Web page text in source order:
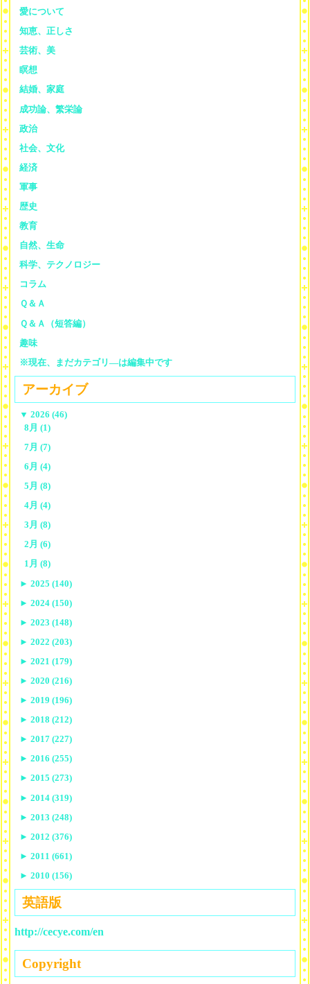
愛について
知恵、正しさ
芸術、美
瞑想
結婚、家庭
成功論、繁栄論
政治
社会、文化
経済
軍事
歴史
教育
自然、生命
科学、テクノロジー
コラム
Ｑ＆Ａ
Ｑ＆Ａ（短答編）
趣味
※現在、まだカテゴリ—は編集中です
アーカイブ
▼ 2026 (46)
8月 (1)
7月 (7)
6月 (4)
5月 (8)
4月 (4)
3月 (8)
2月 (6)
1月 (8)
► 2025 (140)
► 2024 (150)
► 2023 (148)
► 2022 (203)
► 2021 (179)
► 2020 (216)
► 2019 (196)
► 2018 (212)
► 2017 (227)
► 2016 (255)
► 2015 (273)
► 2014 (319)
► 2013 (248)
► 2012 (376)
► 2011 (661)
► 2010 (156)
英語版
http://cecye.com/en
Copyright